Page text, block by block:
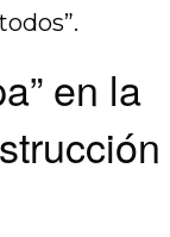
en la